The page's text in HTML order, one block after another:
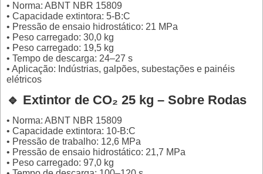
• Norma: ABNT NBR 15809
• Capacidade extintora: 5-B:C
• Pressão de ensaio hidrostático: 21 MPa
• Peso carregado: 30,0 kg
• Peso carregado: 19,5 kg
• Tempo de descarga: 24–27 s
• Aplicação: Indústrias, galpões, subestações e painéis
elétricos
🔹 Extintor de CO₂ 25 kg – Sobre Rodas
• Norma: ABNT NBR 15809
• Capacidade extintora: 10-B:C
• Pressão de trabalho: 12,6 MPa
• Pressão de ensaio hidrostático: 21,7 MPa
• Peso carregado: 97,0 kg